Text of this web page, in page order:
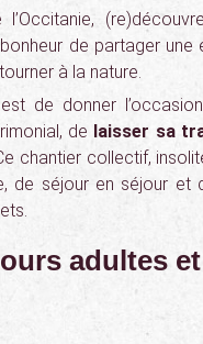
de partager une
à la nature.
de donner
de laisser sa
chantier collectif,
de séjour en séjour et
adultes